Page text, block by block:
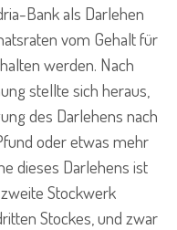
Bank als Darlehen
vom Gehalt für
werden. Nach
stellte sich heraus,
des Darlehens nach
oder etwas mehr
dieses Darlehens ist
Stockwerk
Stockes, und zwar